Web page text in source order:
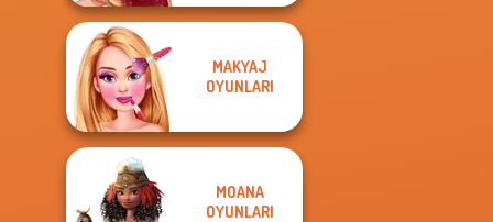
MAKYAJ
OYUNLARI
MOANA
OYUNLARI